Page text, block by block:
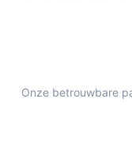
Onze betrouwbare